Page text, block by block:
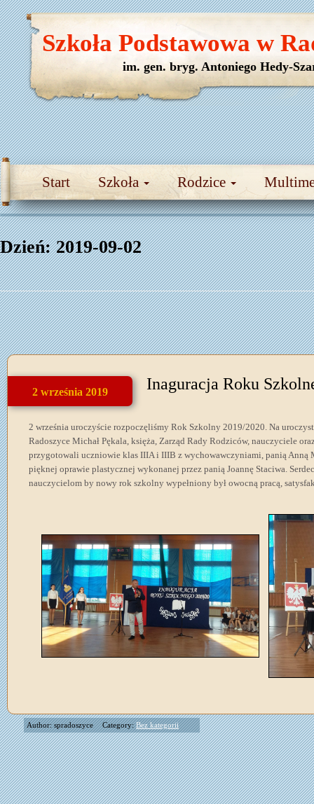
Start Szkoła Rodzice
Szkoła Podstawowa w
im. gen. bryg. Antoniego Hedy-
Dzień:2019-09-02
2 września 2019 Inaguracja Roku
2 września uroczyście rozpoczęliśmy Rok Szkolny 2019/2020. Na
Radoszyce Michał Pękala, księża, Zarząd Rady Rodziców, nauczyciele
przygotowali uczniowie klas IIIA i IIIB z wychowawczyniami, panią Anną
pięknej oprawie plastycznej wykonanej przez panią Joannę Staciwa.
nauczycielom by nowy rok szkolny wypełniony był owocną pracą,
Author: spradoszyce Category:Bez kategorii